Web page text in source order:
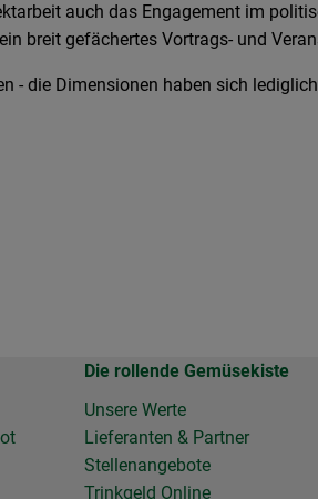
auch das Engagement im
breit gefächertes Vortrags- und
- die Dimensionen haben sich
Die rollende Gemüsekiste
Unsere Werte
Lieferanten & Partner
Stellenangebote
Trinkgeld Online